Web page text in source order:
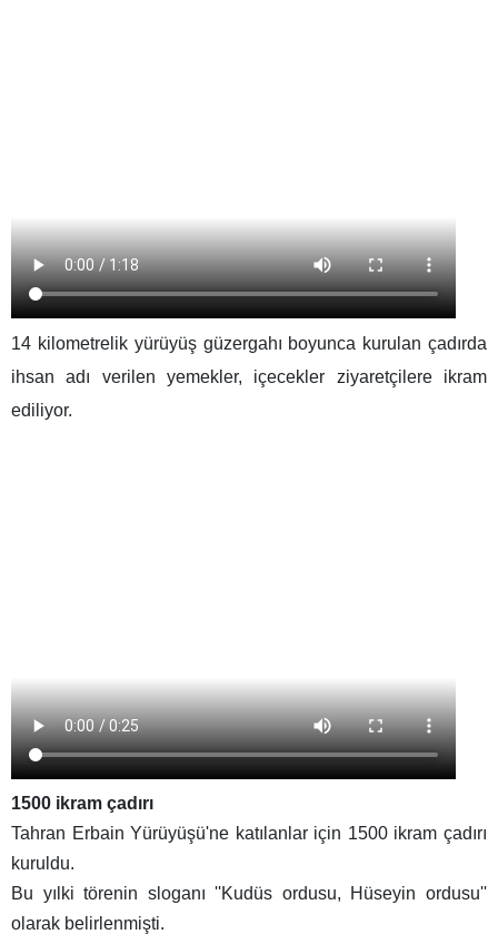
14 kilometrelik yürüyüş güzergahı boyunca kurulan çadırda
ihsan adı verilen yemekler, içecekler ziyaretçilere ikram
ediliyor.
1500 ikram çadırı
Tahran Erbain Yürüyüşü'ne katılanlar için 1500 ikram çadırı
kuruldu.
Bu yılki törenin sloganı ''Kudüs ordusu, Hüseyin ordusu''
olarak belirlenmişti.